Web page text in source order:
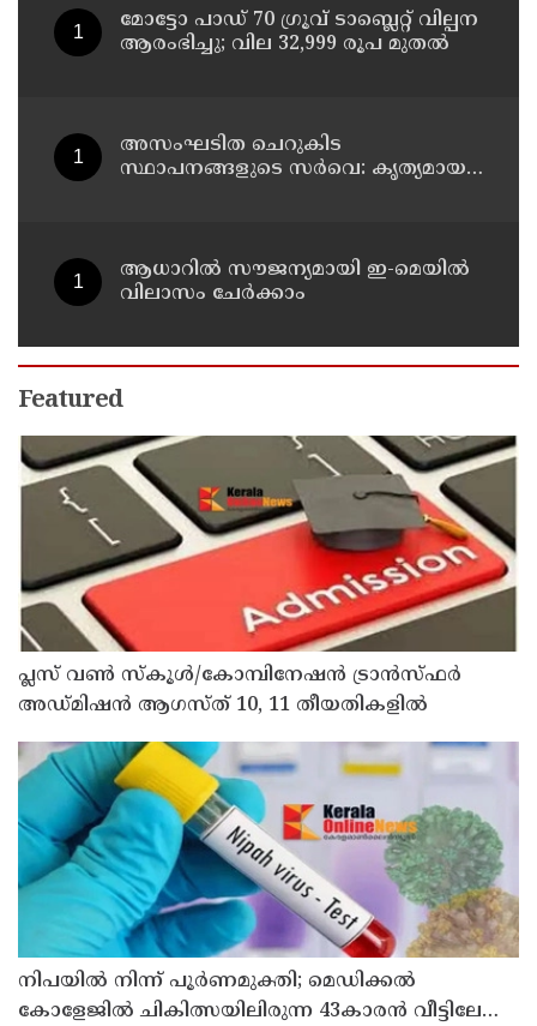
മോട്ടോ പാഡ് 70 ഗ്രൂവ് ടാബ്ലെറ്റ് വില്പന
ആരംഭിച്ചു; വില 32,999 രൂപ മുതൽ
അസംഘടിത ചെറുകിട
സ്ഥാപനങ്ങളുടെ സർവെ: കൃത്യമായ
ആധാറിൽ സൗജന്യമായി ഇ-മെയിൽ
വിലാസം ചേർക്കാം
Featured
പ്ലസ് വൺ സ്‌കൂൾ/കോമ്പിനേഷൻ ട്രാൻസ്ഫർ
അഡ്മിഷൻ ആഗസ്ത് 10, 11 തീയതികളിൽ
നിപയിൽ നിന്ന് പൂർണമുക്തി; മെഡിക്കൽ
കോളേജിൽ ചികിത്സയിലിരുന്ന 43കാരൻ വീട്ടിലേക്ക്